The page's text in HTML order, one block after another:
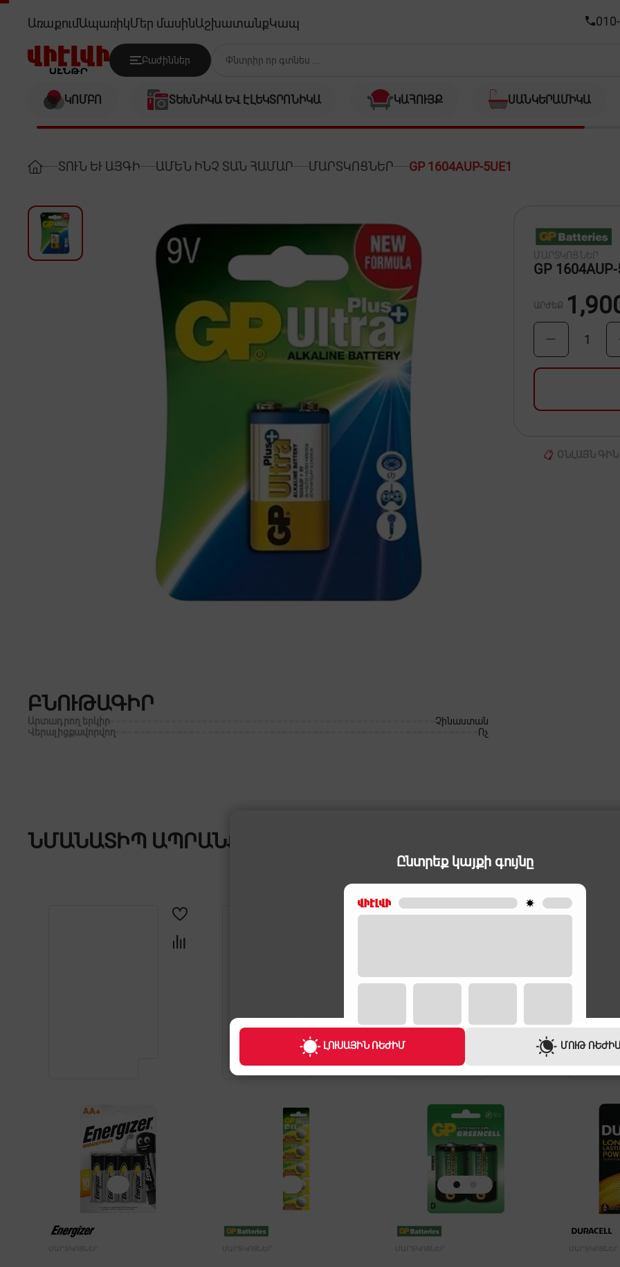
GP 1604AUP-5UE1
Ընտրեք կայքի գույնը
ԼՈՒՍԱՅԻՆ ՌԵԺԻՄ ՄՈՒԹ
ԱռաքումԱպառիկՄեր մասինԱշխատանքԿապ
Բաժիններ
ԿՈՄԲՈ ՏԵԽՆԻԿԱ ԵՎ ԷԼԵԿՏՐՈՆԻԿԱ ԿԱՀՈՒՅՔ ՍԱՆԿԵՐԱՄԻԿԱ
ՏՈՒՆ ԵՒ ԱՅԳԻ ԱՄԵՆ ԻՆՉ ՏԱՆ ՀԱՄԱՐ ՄԱՐՏԿՈՑՆԵՐ GP 1604AUP-5UE1
ՄԱՐՏԿՈՑՆԵՐ
GP 1604AUP-
ԱՐԺԵՔ
1
ՕՆԼԱՅՆ ԳԻՆ
ԲՆՈՒԹԱԳԻՐ
Արտադրող երկիր
Չինաստան
Վերալիցքավորվող
Ոչ
ՆՄԱՆԱՏԻՊ ԱՊՐԱՆՔՆԵՐ
ՄԱՐՏԿՈՑՆԵՐ ՄԱՐՏԿՈՑՆԵՐ ՄԱՐՏԿՈՑՆԵՐ ՄԱՐՏԿՈՑՆԵՐ